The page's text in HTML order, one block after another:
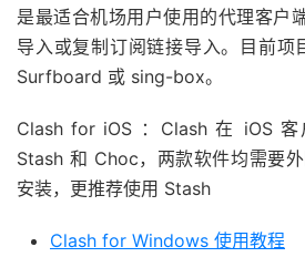
是最适合机场用户使用的代理客户
导入或复制订阅链接导入。目前项
Surfboard 或 sing-box。
Clash for iOS ：Clash 在 iOS 客
Stash 和 Choc，两款软件均需要
安装，更推荐使用 Stash
Clash for Windows 使用教程